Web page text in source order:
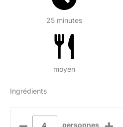
25 minutes
moyen
Ingrédients
personnes